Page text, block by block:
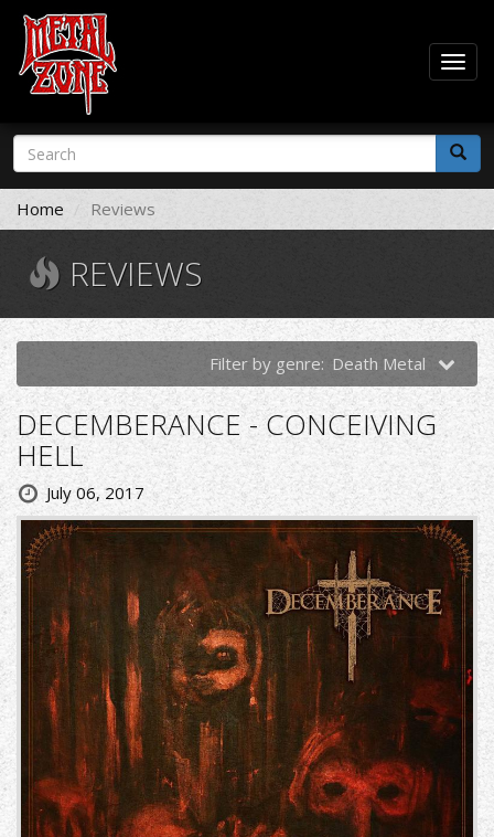
Skip
main
content
Search
form
Search
Home Reviews
REVIEWS
Filter by genre: Death Metal
DECEMBERANCE - CONCEIVING
HELL
July 06, 2017